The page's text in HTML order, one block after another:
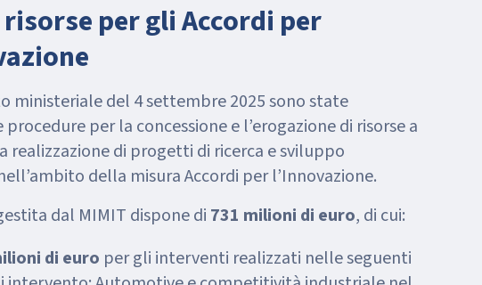
per gli Accordi per
ministeriale del 4 settembre 2025 sono state
per la concessione e l’erogazione di risorse a
realizzazione di progetti di ricerca e sviluppo
della misura Accordi per l’Innovazione.
dal MIMIT dispone di 731 milioni di euro, di cui:
di euro per gli interventi realizzati nelle seguenti